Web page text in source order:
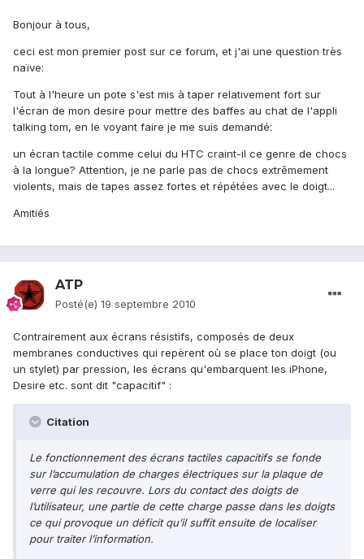
Bonjour à tous,
ceci est mon premier post sur ce forum, et j'ai une question très
naïve:
Tout à l'heure un pote s'est mis à taper relativement fort sur
l'écran de mon desire pour mettre des baffes au chat de l'appli
talking tom, en le voyant faire je me suis demandé:
un écran tactile comme celui du HTC craint-il ce genre de chocs
à la longue? Attention, je ne parle pas de chocs extrêmement
violents, mais de tapes assez fortes et répétées avec le doigt...
Amitiés
ATP
Posté(e) 19 septembre 2010
Contrairement aux écrans résistifs, composés de deux
membranes conductives qui repèrent où se place ton doigt (ou
un stylet) par pression, les écrans qu'embarquent les iPhone,
Desire etc. sont dit "capacitif" :
Citation
Le fonctionnement des écrans tactiles capacitifs se fonde
sur l’accumulation de charges électriques sur la plaque de
verre qui les recouvre. Lors du contact des doigts de
l’utilisateur, une partie de cette charge passe dans les doigts
ce qui provoque un déficit qu’il suffit ensuite de localiser
pour traiter l’information.